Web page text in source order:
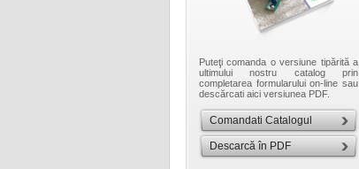
Puteţi comanda o versiune tipărită a
ultimului nostru catalog prin
completarea formularului on-line sau
descărcati aici versiunea PDF.
Comandati Catalogul
Descarcă în PDF